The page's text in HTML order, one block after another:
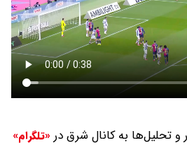
و تحلیل‌ها به کانال شرق در «تلگرام»